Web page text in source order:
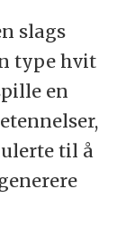
slags
type hvit
en
til å